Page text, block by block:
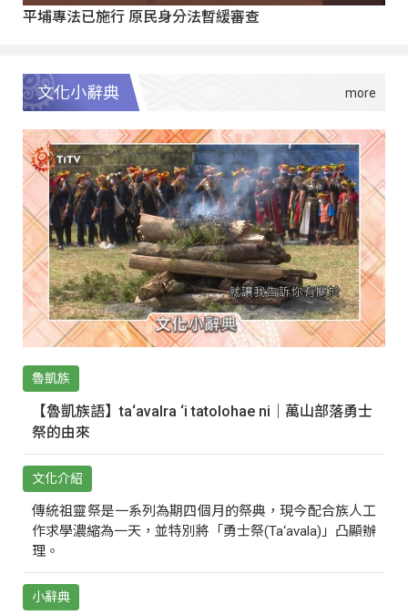
平埔專法已施行 原民身分法暫緩審查
文化小辭典
魯凱族
【魯凱族語】ta‘avalra ‘i tatolohae ni｜萬山部落勇士
祭的由來
文化介紹
傳統祖靈祭是一系列為期四個月的祭典，現今配合族人工
作求學濃縮為一天，並特別將「勇士祭(Ta‘avala)」凸顯辦
理。
小辭典